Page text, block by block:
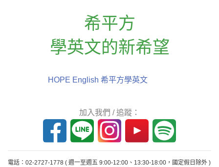
希平方
學英文的新希望
HOPE English 希平方學英文
加入我們 / 追蹤：
電話：02-2727-1778 ( 週一至週五 9:00-12:00、13:30-18:00，國定假日除外 )